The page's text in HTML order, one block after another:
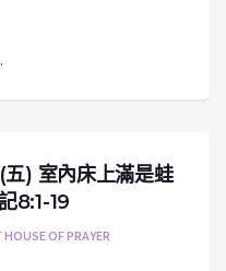
五) 室內床上滿是蛙
8:1-19
OF PRAYER